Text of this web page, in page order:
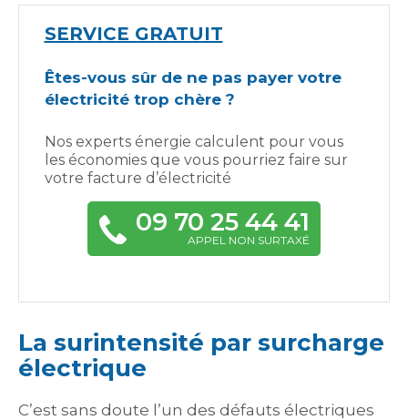
SERVICE GRATUIT
Êtes-vous sûr de ne pas payer votre
électricité trop chère ?
Nos experts énergie calculent pour vous
les économies que vous pourriez faire sur
votre facture d’électricité
09 70 25 44 41
APPEL NON SURTAXÉ
La surintensité par surcharge
électrique
C’est sans doute l’un des défauts électriques